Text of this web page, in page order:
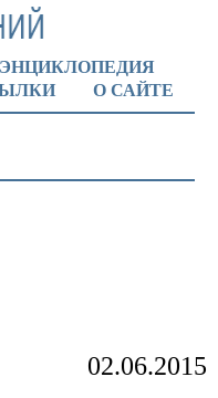
ЭНЦИКЛОПЕДИЯ
О САЙТЕ
02.06.2015